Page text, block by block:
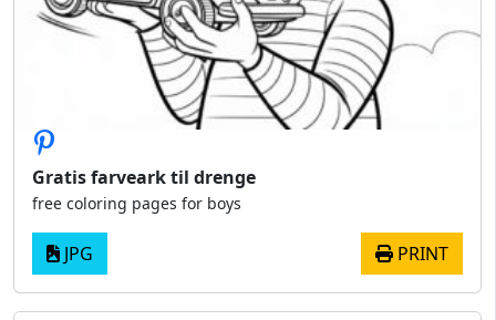
Gratis farveark til drenge
free coloring pages for boys
JPG PRINT